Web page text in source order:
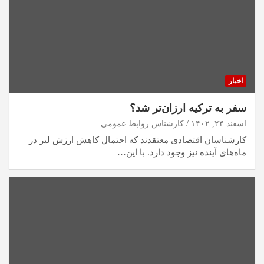
اخبار
سفر به ترکیه ارزان‌تر شد؟
اسفند ۲۴, ۱۴۰۲ کارشناس روابط عمومی
کارشناسان اقتصادی معتقدند که احتمال کاهش ارزش لیر در
ماه‌های آینده نیز وجود دارد. با این…